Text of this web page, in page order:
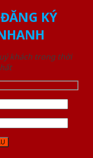
ĐĂNG KÝ
khách trong thời